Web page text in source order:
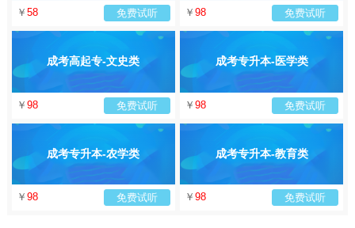
￥ 58 免费试听 ￥ 98 免费试听
成考高起专-文史类
￥ 98 免费试听
成考专升本-医学类
￥ 98 免费试听
成考专升本-农学类
￥ 98 免费试听
成考专升本-教育类
￥ 98 免费试听